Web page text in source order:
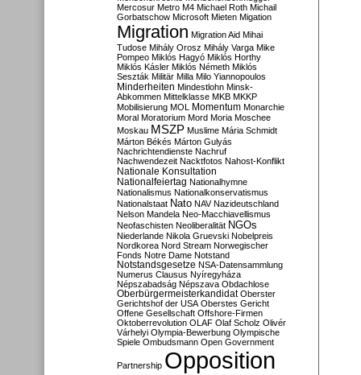
Mercosur Metro M4 Michael Roth Michail
Gorbatschow Microsoft Mieten Migation
Migration Migration Aid Mihai
Tudose Mihály Orosz Mihály Varga Mike
Pompeo Miklós Hagyó Miklós Horthy
Miklós Kásler Miklós Németh Miklós
Seszták Militär Milla Milo Yiannopoulos
Minderheiten Mindestlohn Minsk-
Abkommen Mittelklasse MKB MKKP
Mobilisierung MOL Momentum Monarchie
Moral Moratorium Mord Moria Moschee
Moskau MSZP Muslime Mária Schmidt
Márton Békés Márton Gulyás
Nachrichtendienste Nachruf
Nachwendezeit Nacktfotos Nahost-Konflikt
Nationale Konsultation
Nationalfeiertag Nationalhymne
Nationalismus Nationalkonservatismus
Nationalstaat Nato NAV Nazideutschland
Nelson Mandela Neo-Macchiavellismus
Neofaschisten Neoliberalität NGOs
Niederlande Nikola Gruevski Nobelpreis
Nordkorea Nord Stream Norwegischer
Fonds Notre Dame Notstand
Notstandsgesetze NSA-Datensammlung
Numerus Clausus Nyíregyháza
Népszabadság Népszava Obdachlose
Oberbürgermeisterkandidat Oberster
Gerichtshof der USA Oberstes Gericht
Offene Gesellschaft Offshore-Firmen
Oktoberrevolution OLAF Olaf Scholz Olivér
Várhelyi Olympia-Bewerbung Olympische
Spiele Ombudsmann Open Government
Partnership Opposition